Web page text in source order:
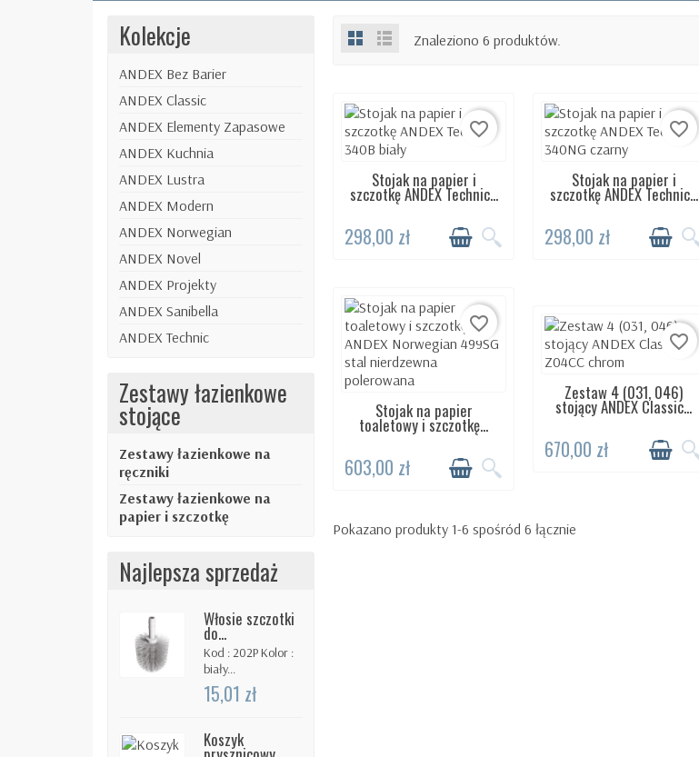
Kolekcje
ANDEX Bez Barier
ANDEX Classic
ANDEX Elementy Zapasowe
ANDEX Kuchnia
ANDEX Lustra
ANDEX Modern
ANDEX Norwegian
ANDEX Novel
ANDEX Projekty
ANDEX Sanibella
ANDEX Technic
Zestawy łazienkowe
stojące
Zestawy łazienkowe na
ręczniki
Zestawy łazienkowe na
papier i szczotkę
Najlepsza sprzedaż
Włosie szczotki
do...
Kod : 202P Kolor :
biały...
15,01 zł
Koszyk
Znaleziono 6 produktów.
DOSTĘPNY 24H
favorite_border
Stojak na papier i
szczotkę ANDEX Technic...
298,00 zł
DOSTĘPNY 24H
favorite_border
Stojak na papier i
szczotkę ANDEX Technic...
298,00 zł
DOSTĘPNY 24H
favorite_border
Stojak na papier
toaletowy i szczotkę...
603,00 zł
WYSYŁKA DO 5 DNI
favorite_border
Zestaw 4 (031, 046)
stojący ANDEX Classic...
670,00 zł
Pokazano produkty 1-6 spośród 6 łącznie